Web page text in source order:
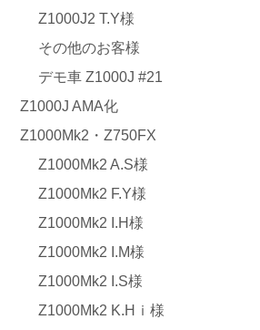
Z1000J2 T.Y様
その他のお客様
デモ車 Z1000J #21
Z1000J AMA化
Z1000Mk2・Z750FX
Z1000Mk2 A.S様
Z1000Mk2 F.Y様
Z1000Mk2 I.H様
Z1000Mk2 I.M様
Z1000Mk2 I.S様
Z1000Mk2 K.Hｉ様